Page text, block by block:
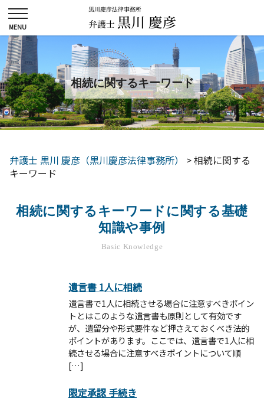
相続に関するキーワード
弁護士 黒川 慶彦（黒川慶彦法律事務所） >相続に関する
キーワード
相続に関するキーワードに関する基礎
知識や事例
Basic Knowledge
遺言書 1人に相続
遺言書で1人に相続させる場合に注意すべきポイン
トとはこのような遺言書も原則として有効です
が、遺留分や形式要件など押さえておくべき法的
ポイントがあります。ここでは、遺言書で1人に相
続させる場合に注意すべきポイントについて順
[…]
限定承認 手続き